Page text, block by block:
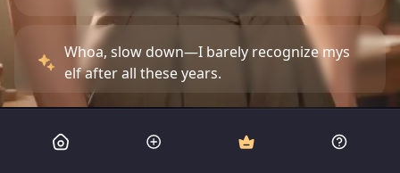
Whoa, slow down—I barely recognize mys
elf after all these years.